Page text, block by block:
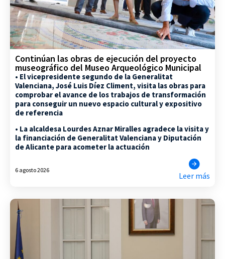
Continúan las obras de ejecución del proyecto
museográfico del Museo Arqueológico Municipal
• El vicepresidente segundo de la Generalitat
Valenciana, José Luis Díez Climent, visita las obras para
comprobar el avance de los trabajos de transformación
para conseguir un nuevo espacio cultural y expositivo
de referencia
• La alcaldesa Lourdes Aznar Miralles agradece la visita y
la financiación de Generalitat Valenciana y Diputación
de Alicante para acometer la actuación
6 agosto 2026
Leer más